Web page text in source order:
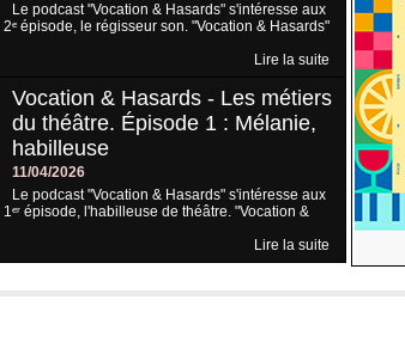
Le podcast "Vocation & Hasards" s'intéresse aux
épisode, le régisseur son. "Vocation & Hasards"
Lire la suite
Vocation & Hasards - Les métiers
du théâtre. Épisode 1 : Mélanie,
habilleuse
11/04/2026
Le podcast "Vocation & Hasards" s'intéresse aux
épisode, l'habilleuse de théâtre. "Vocation &
Lire la suite